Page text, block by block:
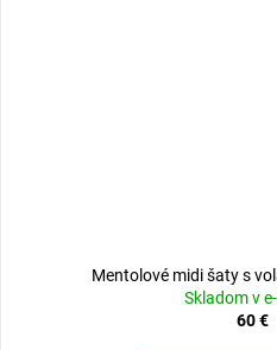
Mentolové midi šaty s
Skladom v
60 €